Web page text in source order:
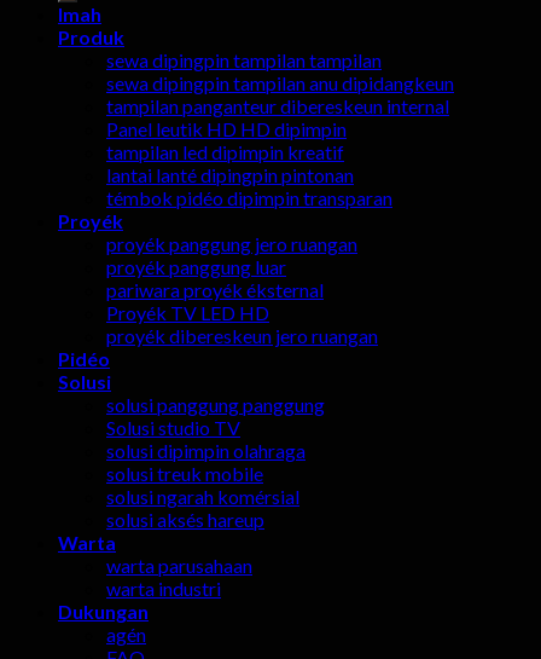
Imah
Produk
sewa dipingpin tampilan tampilan
sewa dipingpin tampilan anu dipidangkeun
tampilan panganteur dibereskeun internal
Panel leutik HD HD dipimpin
tampilan led dipimpin kreatif
lantai lanté dipingpin pintonan
témbok pidéo dipimpin transparan
Proyék
proyék panggung jero ruangan
proyék panggung luar
pariwara proyék éksternal
Proyék TV LED HD
proyék dibereskeun jero ruangan
Pidéo
Solusi
solusi panggung panggung
Solusi studio TV
solusi dipimpin olahraga
solusi treuk mobile
solusi ngarah komérsial
solusi aksés hareup
Warta
warta parusahaan
warta industri
Dukungan
agén